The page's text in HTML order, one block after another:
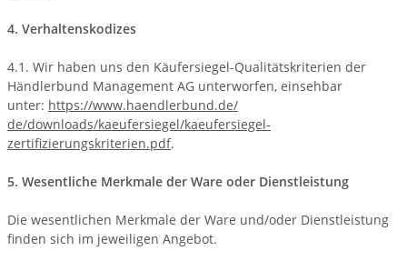
4. Verhaltenskodizes
4.1. Wir haben uns den Käufersiegel-Qualitätskriterien der
Händlerbund Management AG unterworfen, einsehbar
unter: https://www.haendlerbund.de/
de/downloads/kaeufersiegel/kaeufersiegel-
zertifizierungskriterien.pdf.
5. Wesentliche Merkmale der Ware oder Dienstleistung
Die wesentlichen Merkmale der Ware und/oder Dienstleistung
finden sich im jeweiligen Angebot.